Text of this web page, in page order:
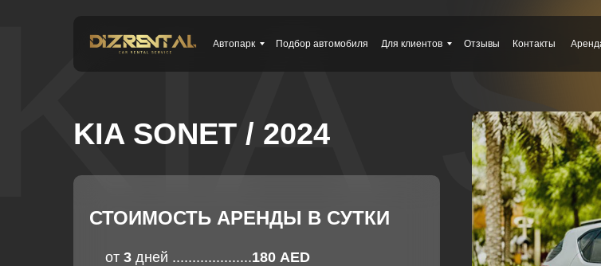
Автопарк Подбор автомобиля Для клиентов Контакты
Отзывы
KIA SONET / 2024
СТОИМОСТЬ АРЕНДЫ В СУТКИ
от 3 дней ....................180 AED